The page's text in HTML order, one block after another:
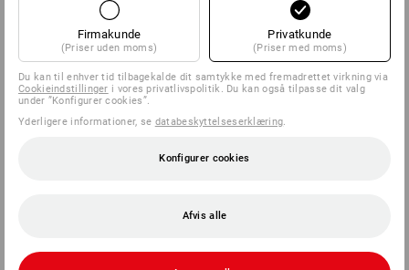
Firmakunde
(Priser uden moms)
Privatkunde
(Priser med moms)
Du kan til enhver tid tilbagekalde dit samtykke med fremadrettet virkning via
Cookieindstillinger i vores privatlivspolitik. Du kan også tilpasse dit valg
under ”Konfigurer cookies”.
Yderligere informationer, se databeskyttelseserklæring
Konfigurer cookies
Afvis alle